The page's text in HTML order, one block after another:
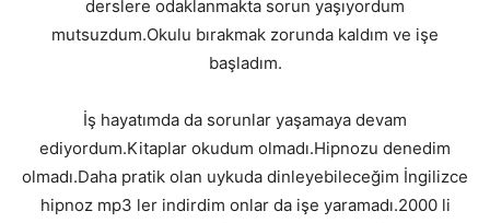
derslere odaklanmakta sorun yaşıyordum
mutsuzdum.Okulu bırakmak zorunda kaldım ve işe
başladım.
İş hayatımda da sorunlar yaşamaya devam
ediyordum.Kitaplar okudum olmadı.Hipnozu denedim
olmadı.Daha pratik olan uykuda dinleyebileceğim İngilizce
hipnoz mp3 ler indirdim onlar da işe yaramadı.2000 li